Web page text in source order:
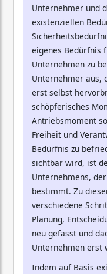
Unternehmer und
existenziellen
eigenes Bedürfnis
Unternehmen zu
Unternehmer aus,
erst selbst
schöpferisches
Antriebsmoment
Freiheit und
Bedürfnis zu
sichtbar wird, ist
Unternehmens,
bestimmt. Zu
verschiedene
Planung,
neu gefasst und
Unternehmen erst
Indem auf Basis